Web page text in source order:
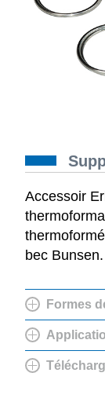
Accessoir
bec Bunsen.
Formes